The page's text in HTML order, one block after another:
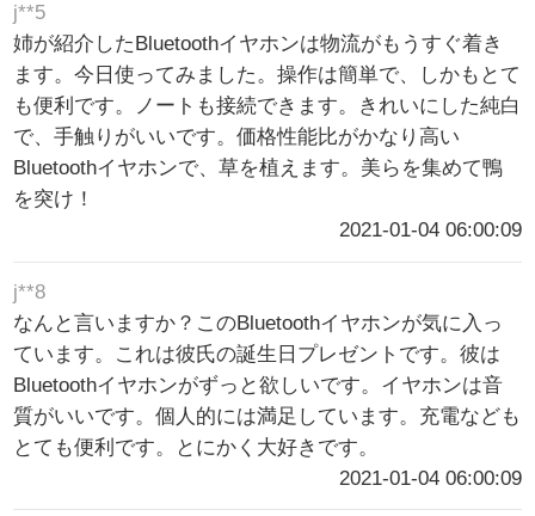
j**5
姉が紹介したBluetoothイヤホンは物流がもうすぐ着き
ます。今日使ってみました。操作は簡単で、しかもとて
も便利です。ノートも接続できます。きれいにした純白
で、手触りがいいです。価格性能比がかなり高い
Bluetoothイヤホンで、草を植えます。美らを集めて鴨
を突け！
2021-01-04 06:00:09
j**8
なんと言いますか？このBluetoothイヤホンが気に入っ
ています。これは彼氏の誕生日プレゼントです。彼は
Bluetoothイヤホンがずっと欲しいです。イヤホンは音
質がいいです。個人的には満足しています。充電なども
とても便利です。とにかく大好きです。
2021-01-04 06:00:09